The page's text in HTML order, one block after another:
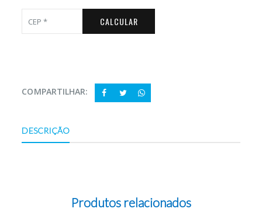
CALCULAR
COMPARTILHAR:
DESCRIÇÃO
Produtos relacionados